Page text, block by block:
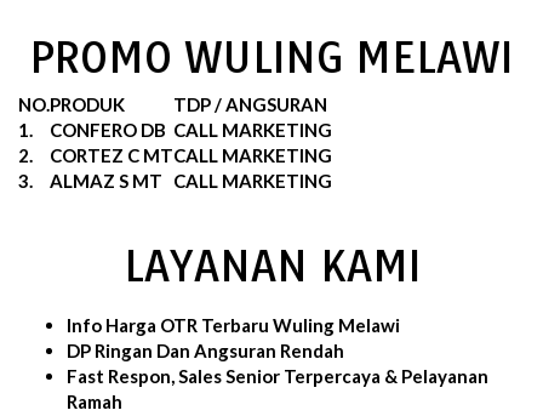
PROMO WULING MELAWI
NO.PRODUK
TDP / ANGSURAN
1.
CONFERO DB CALL MARKETING
2.
CORTEZ C MTCALL MARKETING
3.
ALMAZ S MT CALL MARKETING
LAYANAN KAMI
Info Harga OTR Terbaru Wuling Melawi
DP Ringan Dan Angsuran Rendah
Fast Respon, Sales Senior Terpercaya & Pelayanan
Ramah